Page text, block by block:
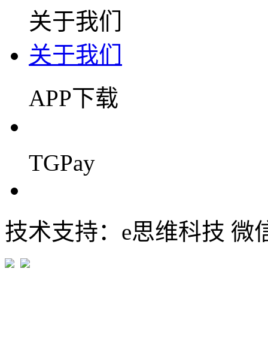
关于我们
关于我们
APP下载
TGPay
技术支持：e思维科技 微